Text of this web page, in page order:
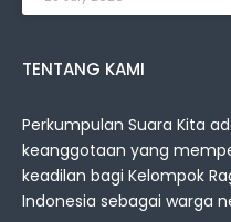
TENTANG KAMI
Perkumpulan Suara Kita
keanggotaan yang
keadilan bagi Kelompok
Indonesia sebagai warga